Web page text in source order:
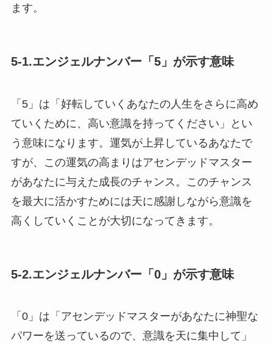
ます。
5-1.エンジェルナンバー「5」が示す意味
「5」は「好転していくあなたの人生をさらに高め
ていくために、高い意識を持ってください」とい
う意味になります。運気が上昇しているあなたで
すが、この運気の高まりはアセンデッドマスター
があなたに与えた成長のチャンス。このチャンス
を最大に活かすためには天に感謝しながら意識を
高くしていくことが大切になってきます。
5-2.エンジェルナンバー「0」が示す意味
「0」は「アセンデッドマスターがあなたに神聖な
パワーを送っているので、意識を天に集中して」